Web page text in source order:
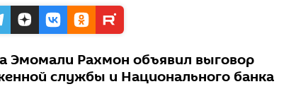
Эмомали Рахмон объявил выговор
службы и Национального банка